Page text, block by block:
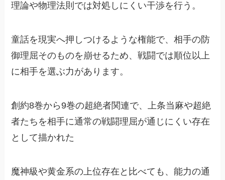
理論や物理法則では対処しにくい干渉を行う。
童話を現実へ押しつけるような権能で、相手の防
御理屈そのものを崩せるため、戦闘では順位以上
に相手を選ぶ力があります。
創約8巻から9巻の超絶者関連で、上条当麻や超絶
者たちを相手に通常の戦闘理屈が通じにくい存在
として描かれた
魔神級や黄金系の上位存在と比べても、能力の通